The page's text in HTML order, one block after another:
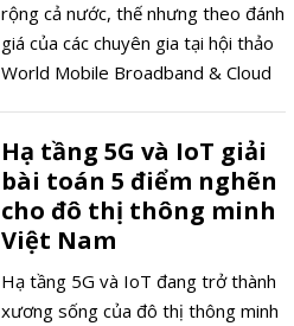
rộng cả nước, thế nhưng theo đánh
giá của các chuyên gia tại hội thảo
World Mobile Broadband & Cloud
chỉ đạt khoảng 20%. Hạ tầng đã
được đầu tư quy mô nhưng hiệu
quả khai thác và khả năng tạo
doanh thu vẫn là thách thức lớn cho
ngành viễn thông Việt Nam, trong
bối cảnh thảo luận về 6G ngày càng
Hạ tầng 5G và IoT giải
bài toán 5 điểm nghẽn
cho đô thị thông minh
Việt Nam
Hạ tầng 5G và IoT đang trở thành
xương sống của đô thị thông minh